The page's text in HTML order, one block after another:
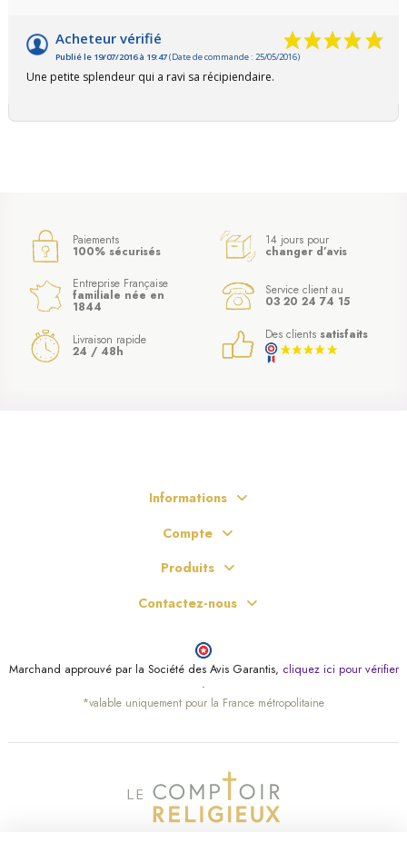
Acheteur vérifié
Publié le 19/07/2016 à 19:47(Date de commande : 25/05/2016)
Une petite splendeur qui a ravi sa récipiendaire.
Paiements
100% sécurisés
14 jours pour
changer d’avis
Entreprise Française
familiale née en
1844
Service client au
03 20 24 74 15
Livraison rapide
24 / 48h
Des clients satisfaits
Informations
Compte
Produits
Contactez-nous
Marchand approuvé par la Société des Avis Garantis, cliquez ici pour vérifier
.
*valable uniquement pour la France métropolitaine